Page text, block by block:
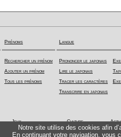
Notre site utilise des cookies afin
En continuant votre navigation, vous
Prénoms
Rechercher un prénom
Ajouter un prénom
Tous les prénoms
Langue
Prononcer le japonais
Lire le japonais
Tracer les caractères
Transcrire en japonais
Jeux Culture